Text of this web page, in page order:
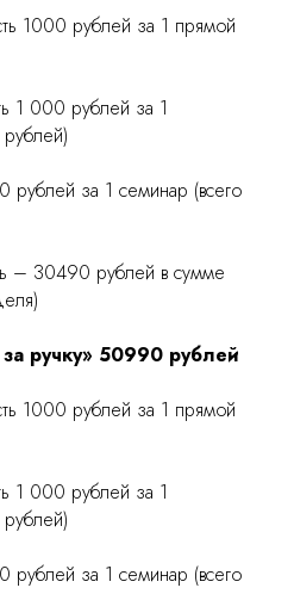
1000 рублей за 1 прямой
1 000 рублей за 1
рублей за 1 семинар (всего
– 30490 рублей в сумме
ручку» 50990 рублей
1000 рублей за 1 прямой
1 000 рублей за 1
рублей за 1 семинар (всего